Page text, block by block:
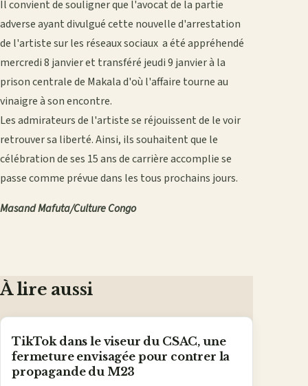
Il convient de souligner que l'avocat de la partie
adverse ayant divulgué cette nouvelle d'arrestation
de l'artiste sur les réseaux sociaux a été appréhendé
mercredi 8 janvier et transféré jeudi 9 janvier à la
prison centrale de Makala d'où l'affaire tourne au
vinaigre à son encontre.
Les admirateurs de l'artiste se réjouissent de le voir
retrouver sa liberté. Ainsi, ils souhaitent que le
célébration de ses 15 ans de carrière accomplie se
passe comme prévue dans les tous prochains jours.
Masand Mafuta/Culture Congo
À lire aussi
TikTok dans le viseur du CSAC, une
fermeture envisagée pour contrer la
propagande du M23